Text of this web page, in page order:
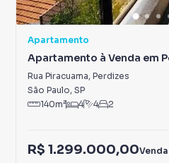
Apartamento
Apartamento à Venda em
Rua Piracuama, Perdizes
São Paulo, SP
140m² 4 4 2
R$ 1.299.000,00Venda